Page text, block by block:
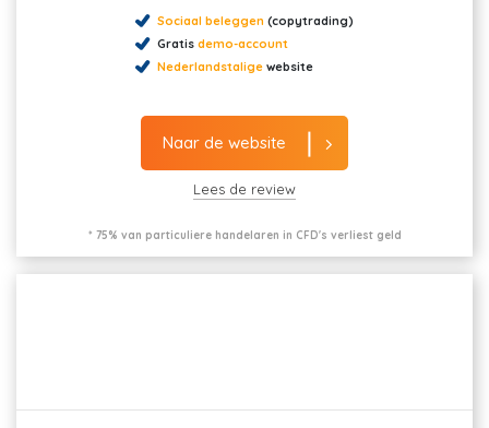
Sociaal beleggen (copytrading)
Gratis demo-account
Nederlandstalige website
Naar de website
Lees de review
* 75% van particuliere handelaren in CFD's verliest geld